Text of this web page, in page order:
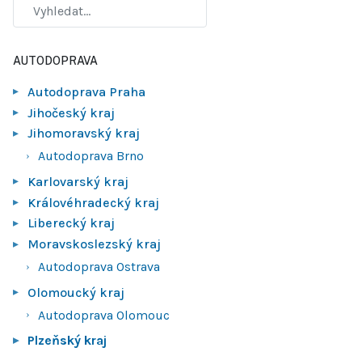
AUTODOPRAVA
Autodoprava Praha
Jihočeský kraj
Jihomoravský kraj
Autodoprava Brno
Karlovarský kraj
Královéhradecký kraj
Liberecký kraj
Moravskoslezský kraj
Autodoprava Ostrava
Olomoucký kraj
Autodoprava Olomouc
Plzeňský kraj